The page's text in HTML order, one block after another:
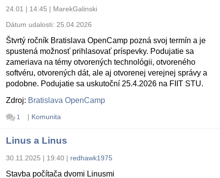
24.01 | 14:45 | MarekGalinski
Dátum udalosti: 25.04.2026
Štvrtý ročník Bratislava OpenCamp pozná svoj termín a je
spustená možnosť prihlasovať príspevky. Podujatie sa
zameriava na témy otvorených technológii, otvoreného
softvéru, otvorených dát, ale aj otvorenej verejnej správy a
podobne. Podujatie sa uskutoční 25.4.2026 na FIIT STU.
Zdroj: Bratislava OpenCamp
1 | Komunita
Linus a Linus
30.11.2025 | 19:40 | redhawk1975
Stavba počítača dvomi Linusmi